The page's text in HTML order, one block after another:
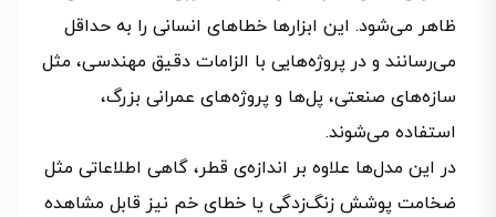
ظاهر می‌شود. این ابزارها خطاهای انسانی را به حداقل
می‌رسانند و در پروژه‌هایی با الزامات دقیق مهندسی، مثل
سازه‌های صنعتی، پل‌ها و پروژه‌های عمرانی بزرگ،
استفاده می‌شوند.
در این مدل‌ها علاوه بر اندازه‌ی قطر، گاهی اطلاعاتی مثل
ضخامت پوشش زنگ‌زدگی یا خطای خم نیز قابل مشاهده